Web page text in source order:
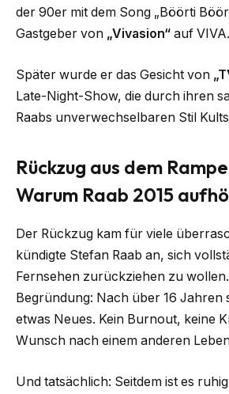
der 90er mit dem Song „Böörti
Gastgeber von „Vivasion“ auf VIVA.
Später wurde er das Gesicht von
Late-Night-Show, die durch ihren
Raabs unverwechselbaren Stil
Rückzug aus dem
Warum Raab 2015
Der Rückzug kam für viele
kündigte Stefan Raab an, sich
Fernsehen zurückziehen zu
Begründung: Nach über 16 Jahren
etwas Neues. Kein Burnout, keine
Wunsch nach einem anderen
Und tatsächlich: Seitdem ist es